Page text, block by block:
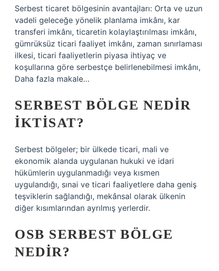
Serbest ticaret bölgesinin avantajları: Orta ve uzun
vadeli geleceğe yönelik planlama imkânı, kar
transferi imkânı, ticaretin kolaylaştırılması imkânı,
gümrüksüz ticari faaliyet imkânı, zaman sınırlaması
ilkesi, ticari faaliyetlerin piyasa ihtiyaç ve
koşullarına göre serbestçe belirlenebilmesi imkânı,
Daha fazla makale…
SERBEST BÖLGE NEDIR
IKTISAT?
Serbest bölgeler; bir ülkede ticari, mali ve
ekonomik alanda uygulanan hukuki ve idari
hükümlerin uygulanmadığı veya kısmen
uygulandığı, sınai ve ticari faaliyetlere daha geniş
teşviklerin sağlandığı, mekânsal olarak ülkenin
diğer kısımlarından ayrılmış yerlerdir.
OSB SERBEST BÖLGE
NEDIR?